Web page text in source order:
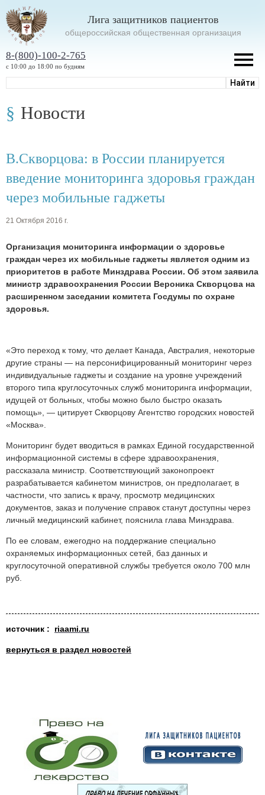
Лига защитников пациентов
oбщероссийская общественная организация
8-(800)-100-2-765
с 10:00 до 18:00 по будням
Новости
В.Скворцова: в России планируется
введение мониторинга здоровья граждан
через мобильные гаджеты
21 Октября 2016 г.
Организация мониторинга информации о здоровье
граждан через их мобильные гаджеты является одним из
приоритетов в работе Минздрава России. Об этом заявила
министр здравоохранения России Вероника Скворцова на
расширенном заседании комитета Госдумы по охране
здоровья.
«Это переход к тому, что делает Канада, Австралия, некоторые
другие страны — на персонифицированный мониторинг через
индивидуальные гаджеты и создание на уровне учреждений
второго типа круглосуточных служб мониторинга информации,
идущей от больных, чтобы можно было быстро оказать
помощь», — цитирует Скворцову Агентство городских новостей
«Москва».
Мониторинг будет вводиться в рамках Единой государственной
информационной системы в сфере здравоохранения,
рассказала министр. Соответствующий законопроект
разрабатывается кабинетом министров, он предполагает, в
частности, что запись к врачу, просмотр медицинских
документов, заказ и получение справок станут доступны через
личный медицинский кабинет, пояснила глава Минздрава.
По ее словам, ежегодно на поддержание специально
охраняемых информационных сетей, баз данных и
круглосуточной оперативной службы требуется около 700 млн
руб.
источник : riaami.ru
вернуться в раздел новостей